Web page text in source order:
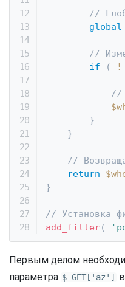
//
global
//
if
( !
//
}
}
//
return
}
// Установка
add_filter(
Первым делом
параметра $_GET['az']